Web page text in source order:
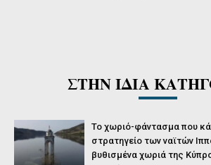
ΣΤΗΝ ΙΔΙΑ
Το χωριό-φάντασμα που
στρατηγείο των ναϊτών
βυθισμένα χωριά της